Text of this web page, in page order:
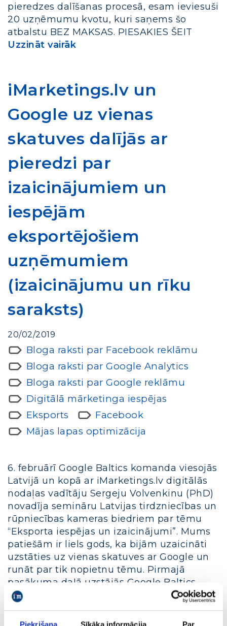
pieredzes dalīšanas procesā, esam ieviesuši
20 uzņēmumu kvotu, kuri saņems šo
atbalstu BEZ MAKSAS. PIESAKIES ŠEIT
Uzzināt vairāk
iMarketings.lv un
Google uz vienas
skatuves dalījās ar
pieredzi par
izaicinājumiem un
iespējām
eksportējošiem
uzņēmumiem
(izaicinājumu un rīku
saraksts)
20/02/2019
Bloga raksti par Facebook reklāmu
Bloga raksti par Google Analytics
Bloga raksti par Google reklāmu
Digitālā mārketinga iespējas
Eksports
Facebook
Mājas lapas optimizācija
6. februārī Google Baltics komanda viesojās
Latvijā un kopā ar iMarketings.lv digitālās
nodaļas vadītāju Sergeju Volvenkinu (PhD)
novadīja semināru Latvijas tirdzniecības un
rūpniecības kameras biedriem par tēmu
“Eksporta iespējas un izaicinājumi”. Mums
patiešām ir liels gods, ka bijām uzaicināti
uzstāties uz vienas skatuves ar Google un
runāt par tik nopietnu tēmu. Pirmajā
pasākuma daļā uzstājās Google Baltics
komandas pārstāvji Toma un Leo. Toma
ieskicēja eksporta svarīgumu Latvijas
uzņēmumiem kopumā, kā arī eksporta